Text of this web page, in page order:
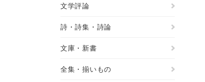
文学評論
詩・詩集・詩論
文庫・新書
全集・揃いもの